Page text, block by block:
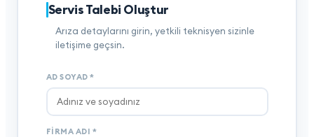
Servis Talebi Oluştur
Arıza detaylarını girin, yetkili teknisyen sizinle
iletişime geçsin.
AD SOYAD *
FIRMA ADI *